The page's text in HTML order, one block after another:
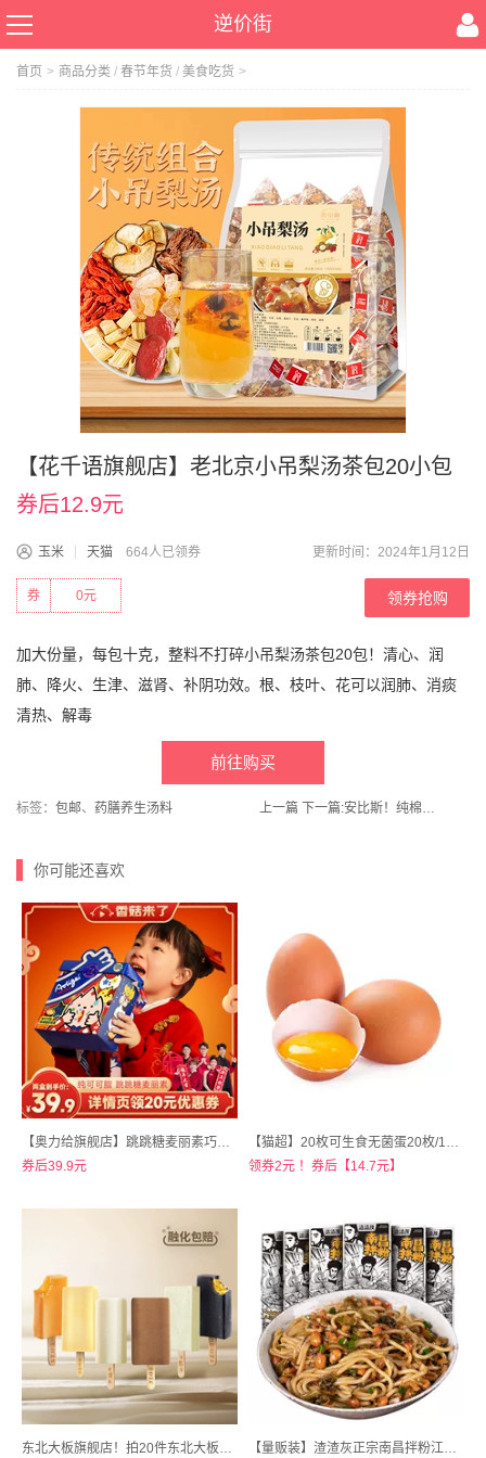
逆价街
首页 > 商品分类 / 春节年货 / 美食吃货 >
【花千语旗舰店】老北京小吊梨汤茶包20小包
券后12.9元
玉米 天猫 664人已领券 更新时间：2024年1月12日
0元
券 领券抢购
加大份量，每包十克，整料不打碎小吊梨汤茶包20包！清心、润
肺、降火、生津、滋肾、补阴功效。根、枝叶、花可以润肺、消痰
清热、解毒
前往购买
标签： 包邮、 药膳养生汤料 上一篇 下一篇: 安比斯！纯棉抑菌中大男童内裤3条
你可能还喜欢
【奥力给旗舰店】跳跳糖麦丽素巧克力纯可可脂2盒
券后39.9元
【猫超】20枚可生食无菌蛋20枚/1100克
领券2元 ！券后【14.7元】
东北大板旗舰店！拍20件东北大板冰淇淋多口味雪糕 【量贩装】渣渣灰正宗南昌拌粉江西米粉6盒